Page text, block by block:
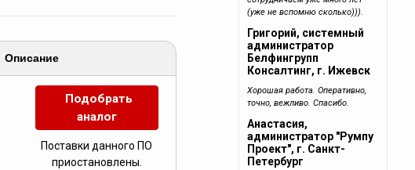
Описание
Подобрать
аналог
Поставки данного ПО
приостановлены.
(уже не вспомню сколько))).
Григорий, системный
администратор
Белфингрупп
Консалтинг, г. Ижевск
Хорошая работа. Оперативно,
точно, вежливо. Спасибо.
Анастасия,
администратор "Румпу
Проект", г. Санкт-
Петербург